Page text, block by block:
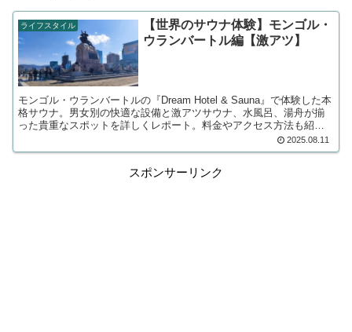
ライフスタイル
【世界のサウナ体験】モンゴル・
ウランバートル編【激アツ】
モンゴル・ウランバートルの『Dream Hotel & Sauna』で体験した本
格サウナ。男女別の快適な設備と激アツサウナ、水風呂、湯舟が揃
った貴重なスポットを詳しくレポート。料金やアクセス方法も紹介
しています。モンゴル旅行でリフレッシュしたい方必見！ 2025.08.11
スポンサーリンク